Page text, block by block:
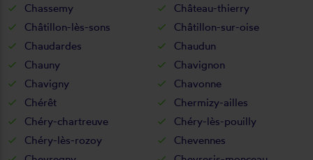
Chassemy
Château-thierry
Châtillon-lès-sons
Châtillon-sur-oise
Chaudardes
Chaudun
Chauny
Chavignon
Chavigny
Chavonne
Chérêt
Chermizy-ailles
Chéry-chartreuve
Chéry-lès-pouilly
Chéry-lès-rozoy
Chevennes